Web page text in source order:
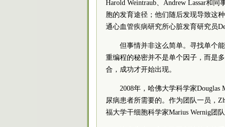
Harold Weintraub、Andrew Lassar和
胞的发育途径；他们随后发现导致这
通心血管疾病研究所心脏发育研究员
但事情并非这么简单。寻找单个
重编程的秘密并不是单个因子，而是
合，成功才开始出现。
2008年，哈佛大学科学家
尿病患者所需要的。作为团队一员，
福大学干细胞科学家Marius Wernig团